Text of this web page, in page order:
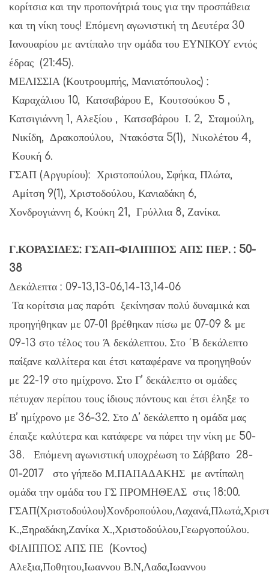
κορίτσια και την προπονήτριά τους για την προσπάθεια
και τη νίκη τους! Επόμενη αγωνιστική τη Δευτέρα 30
Ιανουαρίου με αντίπαλο την ομάδα του ΕΥΝΙΚΟΥ εντός
έδρας (21:45).
ΜΕΛΙΣΣΙΑ (Κουτρουμπής, Μανιατόπουλος) :
Καραχάλιου 10, Κατσαβάρου Ε, Κουτσούκου 5 ,
Κατσιγιάννη 1, Αλεξίου , Κατσαβάρου Ι. 2, Σταμούλη,
Νικίδη, Δρακοπούλου, Ντακόστα 5(1), Νικολέτου 4,
Κουκή 6.
ΓΣΑΠ (Αργυρίου): Χριστοπούλου, Σφήκα, Πλώτα,
Αμίτση 9(1), Χριστοδούλου, Κανιαδάκη 6,
Χονδρογιάννη 6, Κούκη 21, Γρύλλια 8, Ζανίκα.
Γ.ΚΟΡΑΣΙΔΕΣ: ΓΣΑΠ-ΦΙΛΙΠΠΟΣ ΑΠΣ ΠΕΡ. : 50-
38
Δεκάλεπτα : 09-13,13-06,14-13,14-06
Τα κορίτσια μας παρότι ξεκίνησαν πολύ δυναμικά και
προηγήθηκαν με 07-01 βρέθηκαν πίσω με 07-09 & με
09-13 στο τέλος του Ά δεκάλεπτου. Στο ΄Β δεκάλεπτο
παίξανε καλλίτερα και έτσι καταφέρανε να προηγηθούν
με 22-19 στο ημίχρονο. Στο Γ’ δεκάλεπτο οι ομάδες
πέτυχαν περίπου τους ίδιους πόντους και έτσι έληξε το
Β’ ημίχρονο με 36-32. Στο Δ’ δεκάλεπτο η ομάδα μας
έπαιξε καλύτερα και κατάφερε να πάρει την νίκη με 50-
38. Επόμενη αγωνιστική υποχρέωση το Σάββατο 28-
01-2017 στο γήπεδο Μ.ΠΑΠΑΔΑΚΗΣ με αντίπαλη
ομάδα την ομάδα του ΓΣ ΠΡΟΜΗΘΕΑΣ στις 18:00.
Κ.,Ξηραδάκη,Ζανίκα Χ.,Χριστοδούλου,Γεωργοπούλου.
ΦΙΛΙΠΠΟΣ ΑΠΣ ΠΕ (Κοντος)
Αλεξια,Ποθητου,Ιωαννου Β.Ν,Λαδα,Ιωαννου